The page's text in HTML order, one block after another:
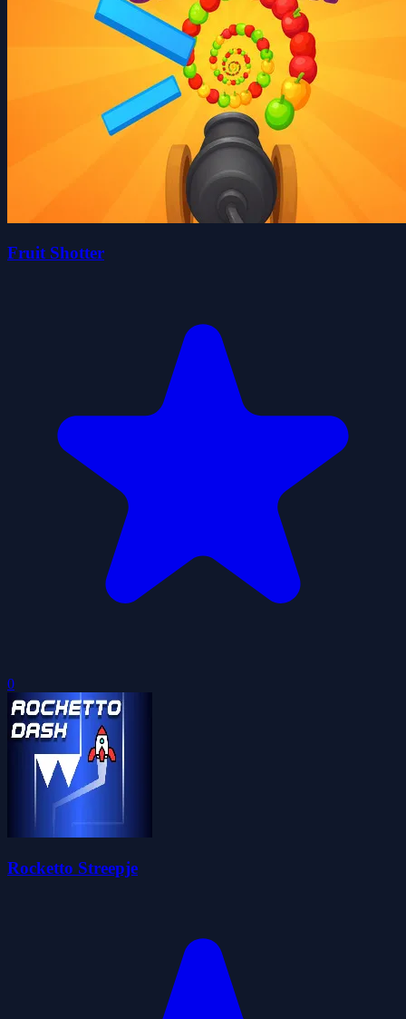
Fruit Shotter
0
Rocketto Streepje